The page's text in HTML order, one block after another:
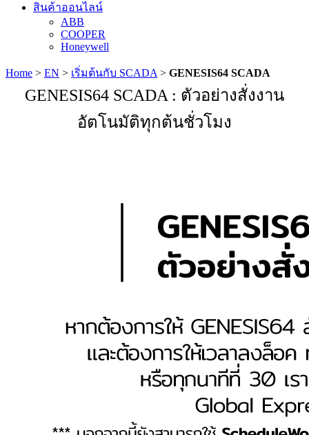
สินค้าออนไลน์
ABB
COOPER
Honeywell
Home > EN > เริ่มต้นกับ SCADA > GENESIS64 SCADA
GENESIS64 SCADA : ตัวอย่างสั่งงาน
อัตโนมัติทุกต้นชั่วโมง